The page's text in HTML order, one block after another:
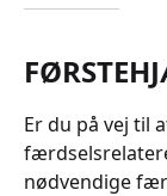
Er du på vej til
nødvendige